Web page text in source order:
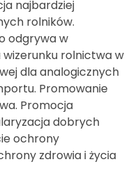
najbardziej
rolników.
odgrywa w
rolnictwa w
dla analogicznych
Promowanie
Promocja
dobrych
ochrony
zdrowia i życia